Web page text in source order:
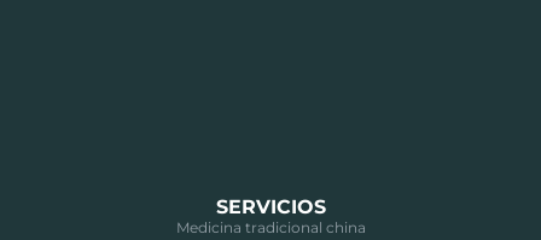
SERVICIOS
Medicina tradicional china